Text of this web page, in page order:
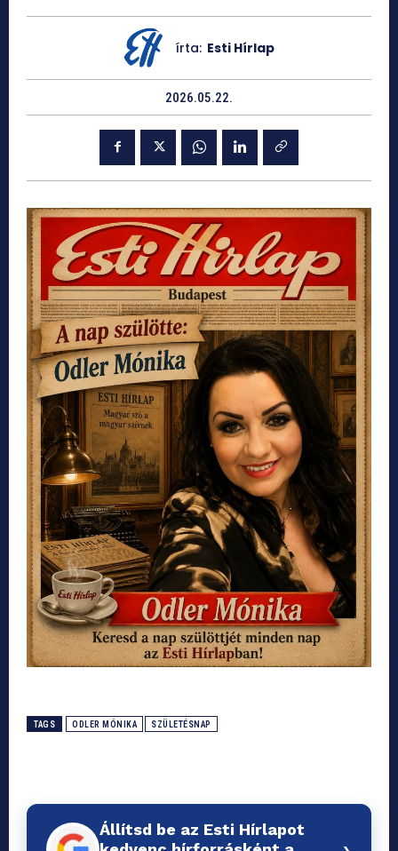
írta: Esti Hírlap
2026.05.22.
TAGS ODLER MÓNIKA SZÜLETÉSNAP
Állítsd be az Esti Hírlapot